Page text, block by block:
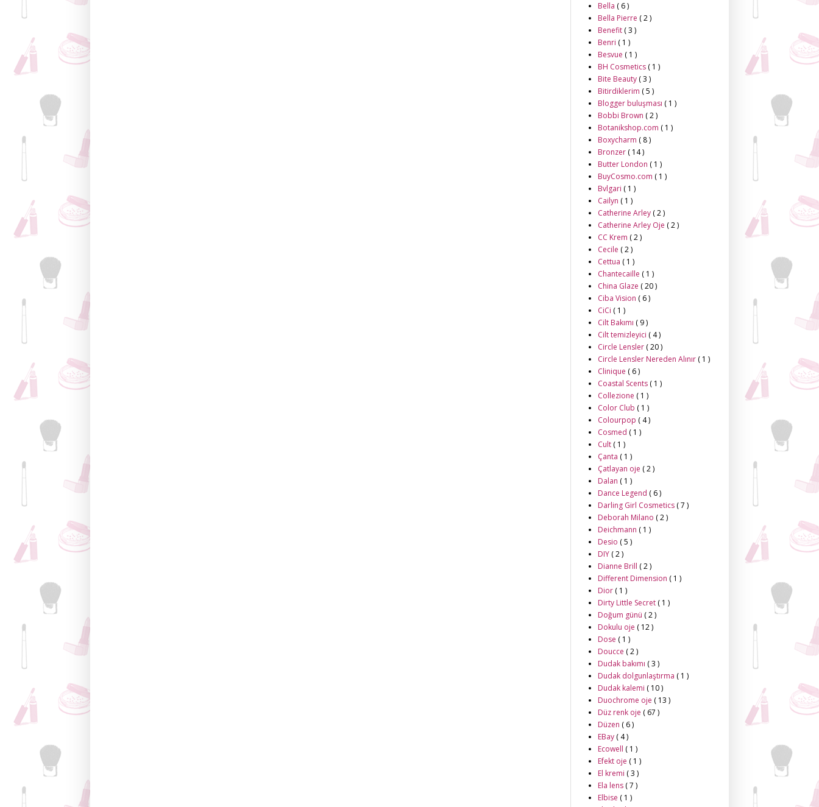
Bella ( 6 )
Bella Pierre ( 2 )
Benefit ( 3 )
Benri ( 1 )
Besvue ( 1 )
BH Cosmetics ( 1 )
Bite Beauty ( 3 )
Bitirdiklerim ( 5 )
Blogger buluşması ( 1 )
Bobbi Brown ( 2 )
Botanikshop.com ( 1 )
Boxycharm ( 8 )
Bronzer ( 14 )
Butter London ( 1 )
BuyCosmo.com ( 1 )
Bvlgari ( 1 )
Cailyn ( 1 )
Catherine Arley ( 2 )
Catherine Arley Oje ( 2 )
CC Krem ( 2 )
Cecile ( 2 )
Cettua ( 1 )
Chantecaille ( 1 )
China Glaze ( 20 )
Ciba Vision ( 6 )
CiCi ( 1 )
Cilt Bakımı ( 9 )
Cilt temizleyici ( 4 )
Circle Lensler ( 20 )
Circle Lensler Nereden Alınır ( 1 )
Clinique ( 6 )
Coastal Scents ( 1 )
Collezione ( 1 )
Color Club ( 1 )
Colourpop ( 4 )
Cosmed ( 1 )
Cult ( 1 )
Çanta ( 1 )
Çatlayan oje ( 2 )
Dalan ( 1 )
Dance Legend ( 6 )
Darling Girl Cosmetics ( 7 )
Deborah Milano ( 2 )
Deichmann ( 1 )
Desio ( 5 )
DIY ( 2 )
Dianne Brill ( 2 )
Different Dimension ( 1 )
Dior ( 1 )
Dirty Little Secret ( 1 )
Doğum günü ( 2 )
Dokulu oje ( 12 )
Dose ( 1 )
Doucce ( 2 )
Dudak bakımı ( 3 )
Dudak dolgunlaştırma ( 1 )
Dudak kalemi ( 10 )
Duochrome oje ( 13 )
Düz renk oje ( 67 )
Düzen ( 6 )
EBay ( 4 )
Ecowell ( 1 )
Efekt oje ( 1 )
El kremi ( 3 )
Ela lens ( 7 )
Elbise ( 1 )